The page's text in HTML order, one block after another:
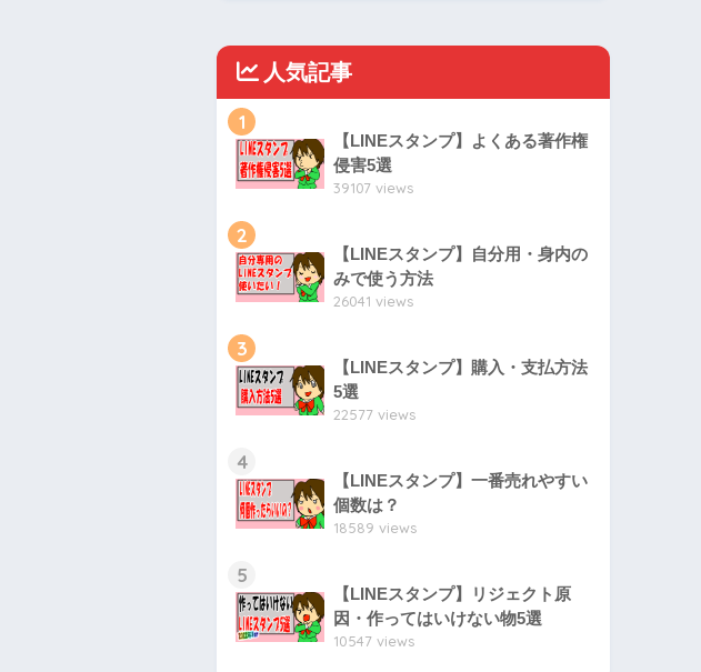
人気記事
1
【LINEスタンプ】よくある著作権
侵害5選
39107 views
2
【LINEスタンプ】自分用・身内の
みで使う方法
26041 views
3
【LINEスタンプ】購入・支払方法
5選
22577 views
4
【LINEスタンプ】一番売れやすい
個数は？
18589 views
5
【LINEスタンプ】リジェクト原
因・作ってはいけない物5選
10547 views